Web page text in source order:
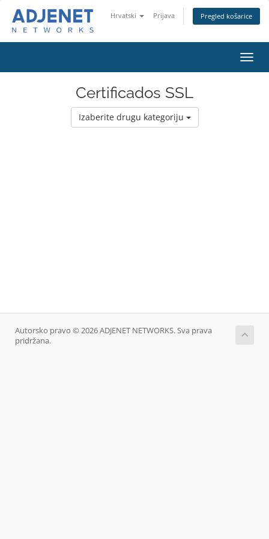
Hrvatski Prijava Pregled košarice
Certificados SSL
Izaberite drugu kategoriju
Autorsko pravo © 2026 ADJENET NETWORKS. Sva prava
pridržana.